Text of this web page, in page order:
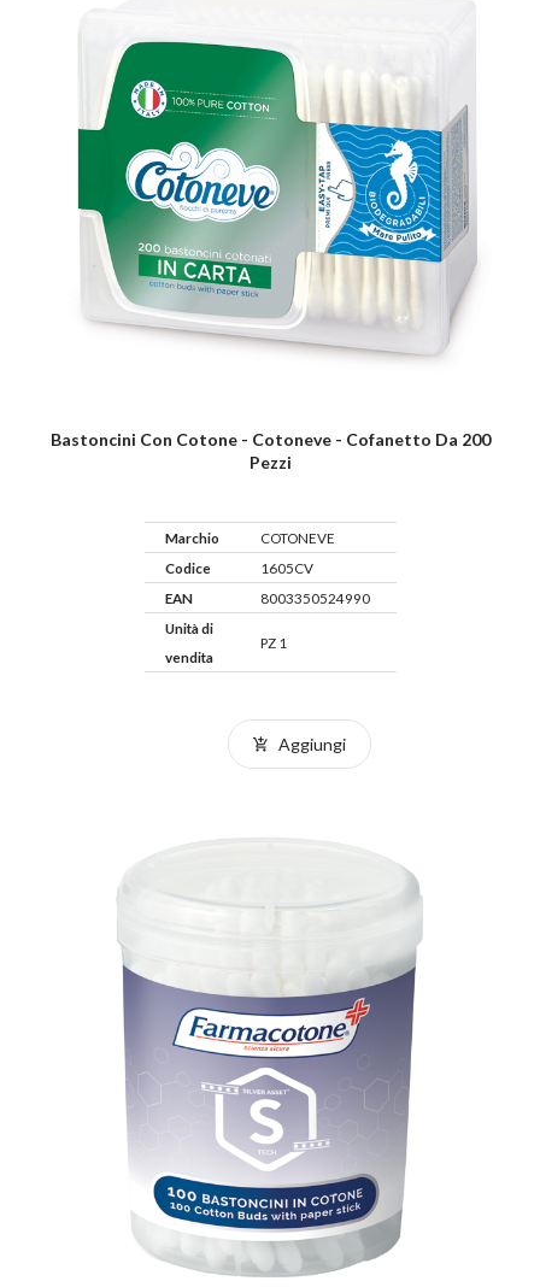
Bastoncini Con Cotone - Cotoneve - Cofanetto Da 200
Pezzi
Marchio
COTONEVE
Codice
1605CV
EAN
8003350524990
Unità di
vendita
PZ 1
Aggiungi